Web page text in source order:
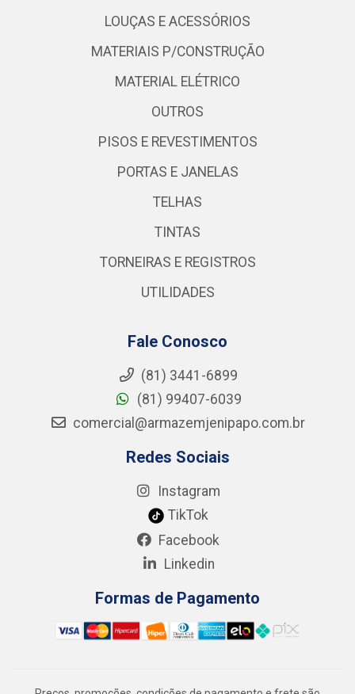
LOUÇAS E ACESSÓRIOS
MATERIAIS P/CONSTRUÇÃO
MATERIAL ELÉTRICO
OUTROS
PISOS E REVESTIMENTOS
PORTAS E JANELAS
TELHAS
TINTAS
TORNEIRAS E REGISTROS
UTILIDADES
Fale Conosco
(81) 3441-6899
(81) 99407-6039
comercial@armazemjenipapo.com.br
Redes Sociais
Instagram
TikTok
Facebook
Linkedin
Formas de Pagamento